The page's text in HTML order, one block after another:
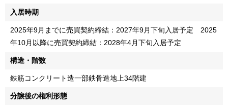
入居時期
2025年9月までに売買契約締結：2027年9月下旬入居予定 2025
年10月以降に売買契約締結：2028年4月下旬入居予定
構造・階数
鉄筋コンクリート造一部鉄骨造地上34階建
分譲後の権利形態